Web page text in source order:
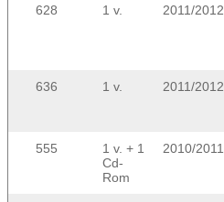
628 1 v. 2011/2012
636 1 v. 2011/2012
555
1 v. + 1
Cd-
Rom
2010/2011